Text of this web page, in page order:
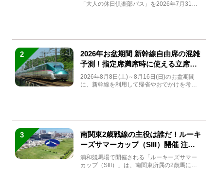
「大人の休日倶楽部パス」を2026年7月31日
2
2026年お盆期間 新幹線自由席の混雑
予測！指定席満席時に使える立席特
急券も解説
2026年8月8日(土)～8月16日(日)のお盆期間
に、新幹線を利用して帰省やおでかけを考え
3
南関東2歳戦線の主役は誰だ！ルーキ
ーズサマーカップ（SIII）開催 注目
馬と見どころをチェック
浦和競馬場で開催される「ルーキーズサマー
カップ（SIII）」は、南関東所属の2歳馬によ